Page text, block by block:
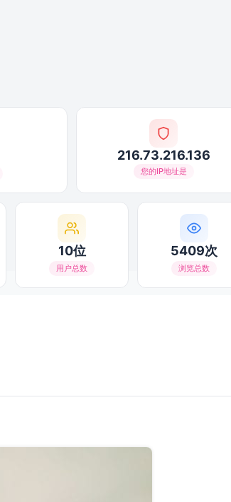
216.73.216.136
您的IP地址是
10位
用户总数
5409次
浏览总数